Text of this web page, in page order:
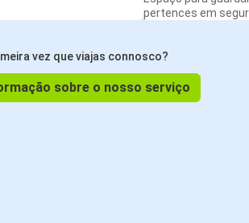
pertences em
vez que viajas connosco?
sobre o nosso serviço